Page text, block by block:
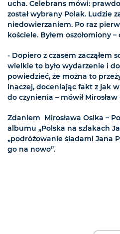
ucha. Celebrans mówi:
został wybrany Polak. Ludzie
niedowierzaniem. Po raz
kościele. Byłem oszołomiony
- Dopiero z czasem zacząłem
wielkie to było wydarzenie i
powiedzieć, że można to
inaczej, doceniając fakt z jak
do czynienia – mówił
Zdaniem Mirosława Osika –
albumu „Polska na szlakach
„podróżowanie śladami Jana
go na nowo”.